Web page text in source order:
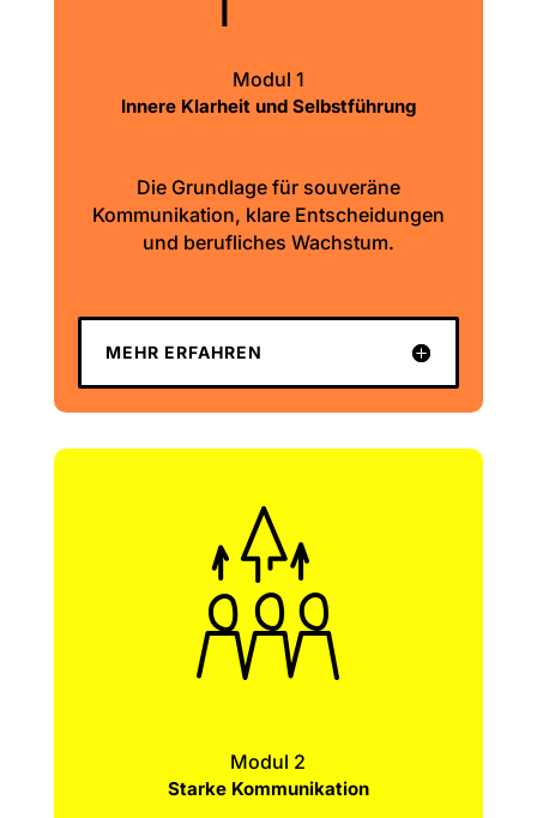
Modul 1
Innere Klarheit und Selbstführung
Die Grundlage für souveräne
Kommunikation, klare Entscheidungen
und berufliches Wachstum.
MEHR ERFAHREN
Modul 2
Starke Kommunikation